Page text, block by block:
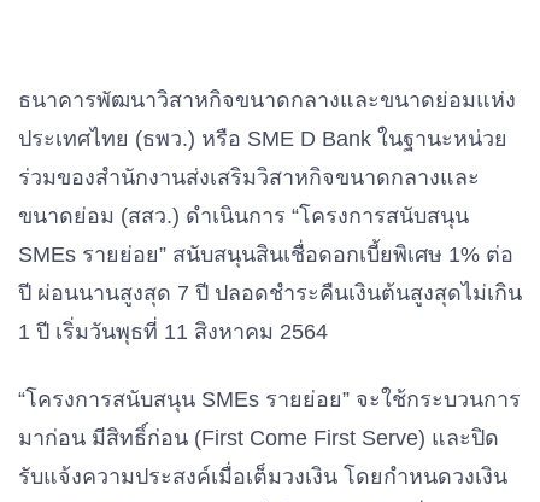
ธนาคารพัฒนาวิสาหกิจขนาดกลางและขนาดย่อมแห่ง
ประเทศไทย (ธพว.) หรือ SME D Bank ในฐานะหน่วย
ร่วมของสำนักงานส่งเสริมวิสาหกิจขนาดกลางและ
ขนาดย่อม (สสว.) ดำเนินการ “โครงการสนับสนุน
SMEs รายย่อย” สนับสนุนสินเชื่อดอกเบี้ยพิเศษ 1% ต่อ
ปี ผ่อนนานสูงสุด 7 ปี ปลอดชำระคืนเงินต้นสูงสุดไม่เกิน
1 ปี เริ่มวันพุธที่ 11 สิงหาคม 2564
“โครงการสนับสนุน SMEs รายย่อย” จะใช้กระบวนการ
มาก่อน มีสิทธิ์ก่อน (First Come First Serve) และปิด
รับแจ้งความประสงค์เมื่อเต็มวงเงิน โดยกำหนดวงเงิน